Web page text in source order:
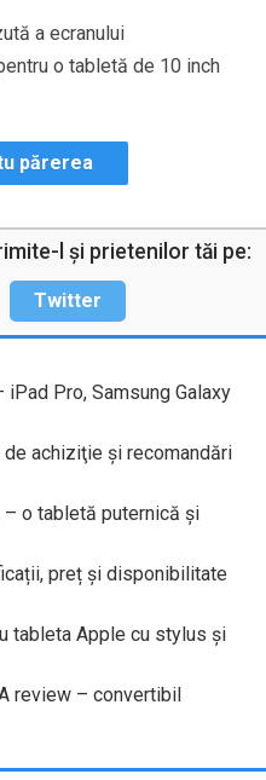
a ecranului
o tabletă de 10 inch
părerea
l şi prietenilor tăi pe:
Twitter
Pro, Samsung Galaxy
achiziţie şi recomandări
– o tabletă puternică și
preț și disponibilitate
tableta Apple cu stylus şi
review – convertibil